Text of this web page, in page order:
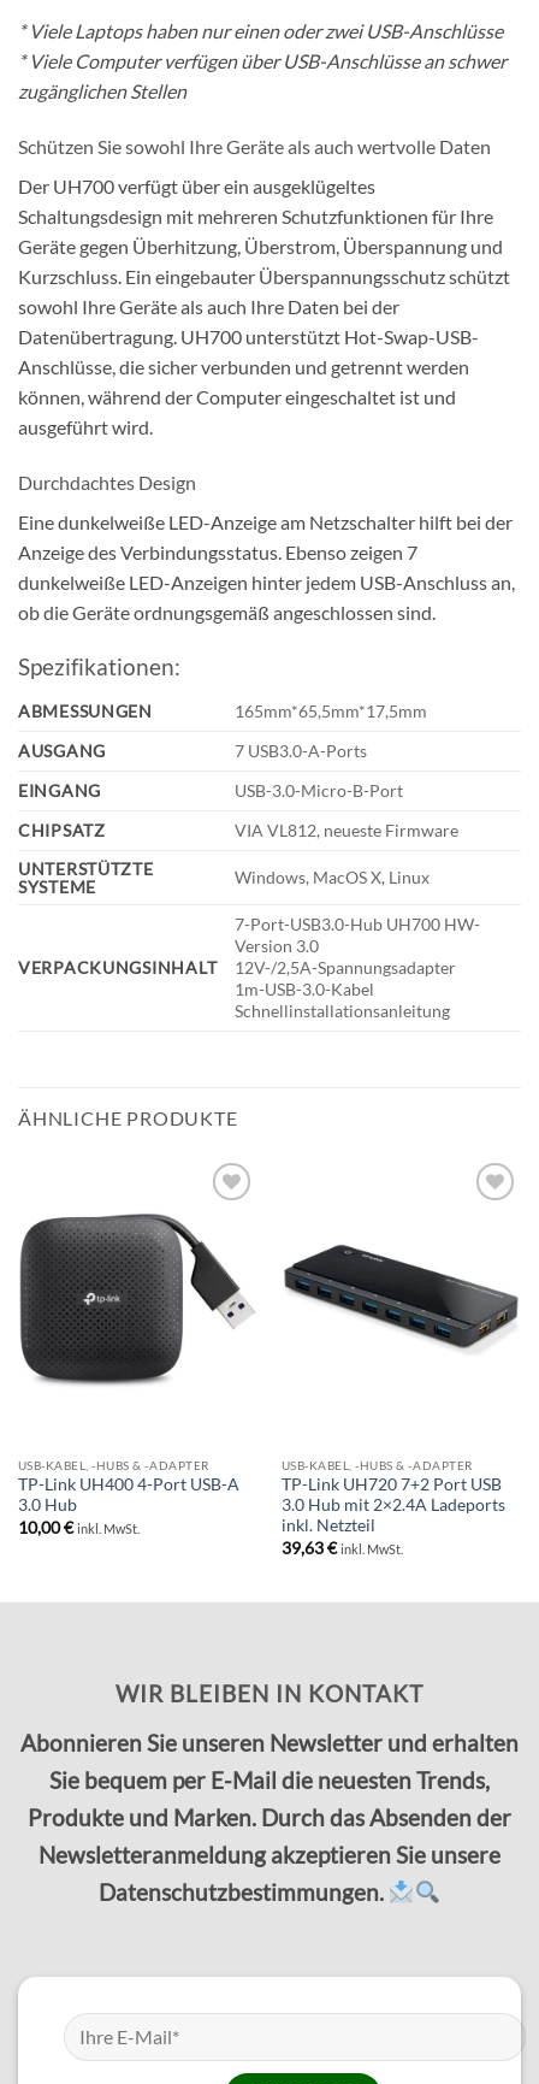
* Viele Laptops haben nur einen oder zwei USB-Anschlüsse
* Viele Computer verfügen über USB-Anschlüsse an schwer
zugänglichen Stellen
Schützen Sie sowohl Ihre Geräte als auch wertvolle Daten
Der UH700 verfügt über ein ausgeklügeltes
Schaltungsdesign mit mehreren Schutzfunktionen für Ihre
Geräte gegen Überhitzung, Überstrom, Überspannung und
Kurzschluss. Ein eingebauter Überspannungsschutz schützt
sowohl Ihre Geräte als auch Ihre Daten bei der
Datenübertragung. UH700 unterstützt Hot-Swap-USB-
Anschlüsse, die sicher verbunden und getrennt werden
können, während der Computer eingeschaltet ist und
ausgeführt wird.
Durchdachtes Design
Eine dunkelweiße LED-Anzeige am Netzschalter hilft bei der
Anzeige des Verbindungsstatus. Ebenso zeigen 7
dunkelweiße LED-Anzeigen hinter jedem USB-Anschluss an,
ob die Geräte ordnungsgemäß angeschlossen sind.
Spezifikationen:
ABMESSUNGEN
165mm*65,5mm*17,5mm
AUSGANG
7 USB3.0-A-Ports
EINGANG
USB-3.0-Micro-B-Port
CHIPSATZ
VIA VL812, neueste Firmware
UNTERSTÜTZTE
SYSTEME
Windows, MacOS X, Linux
VERPACKUNGSINHALT
7-Port-USB3.0-Hub UH700 HW-
Version 3.0
12V-/2,5A-Spannungsadapter
1m-USB-3.0-Kabel
Schnellinstallationsanleitung
ÄHNLICHE PRODUKTE
BESTELLLISTE
USB-KABEL, -HUBS & -ADAPTER
TP-Link UH400 4-Port USB-A
3.0 Hub
10,00€ inkl. MwSt.
USB-KABEL, -HUBS & -ADAPTER
TP-Link UH720 7+2 Port USB
3.0 Hub mit 2×2.4A Ladeports
inkl. Netzteil
39,63€ inkl. MwSt.
WIR BLEIBEN IN KONTAKT
Abonnieren Sie unseren Newsletter und erhalten
Sie bequem per E-Mail die neuesten Trends,
Produkte und Marken. Durch das Absenden der
Newsletteranmeldung akzeptieren Sie unsere
Datenschutzbestimmungen.